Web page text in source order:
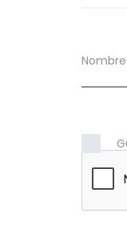
Nombre